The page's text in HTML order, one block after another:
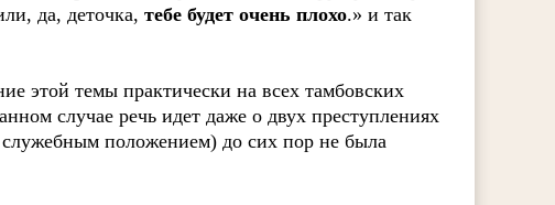
да, деточка,тебе будет очень плохо.» и так
этой темы практически на всех тамбовских
случае речь идет даже о двух преступлениях
положением) до сих пор не была